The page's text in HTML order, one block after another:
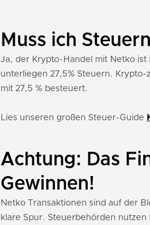
Muss ich
Ja, der Krypto-Handel mit Netko
unterliegen 27,5% Steuern.
mit 27,5 % besteuert.
Lies unseren großen Steuer-Guide
Achtung: Das
Gewinnen!
Netko Transaktionen sind auf der
klare Spur. Steuerbehörden